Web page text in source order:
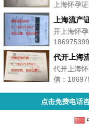
上海怀孕
上海流产
开上海怀
代开上海
代开上海
信：
点击免费电话